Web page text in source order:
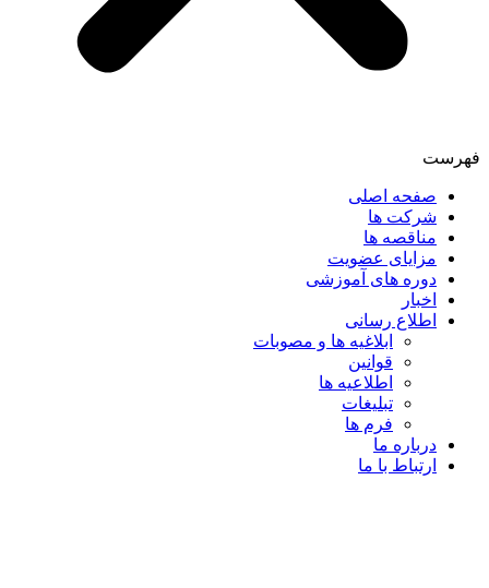
فهرست
صفحه اصلی
شرکت ها
مناقصه ها
مزایای عضویت
دوره های آموزشی
اخبار
اطلاع رسانی
ابلاغیه ها و مصوبات
قوانین
اطلاعیه ها
تبلیغات
فرم ها
درباره ما
ارتباط با ما